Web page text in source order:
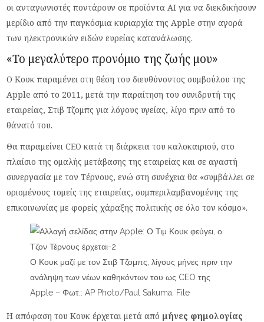
οι ανταγωνιστές ποντάρουν σε προϊόντα ΑΙ για να διεκδικήσουν
μερίδιο από την παγκόσμια κυριαρχία της Apple στην αγορά
των ηλεκτρονικών ειδών ευρείας κατανάλωσης.
«Το μεγαλύτερο προνόμιο της ζωής μου»
Ο Κουκ παραμένει στη θέση του διευθύνοντος συμβούλου της
Apple από το 2011, μετά την παραίτηση του συνιδρυτή της
εταιρείας, Στιβ Τζομπς για λόγους υγείας, λίγο πριν από το
θάνατό του.
Θα παραμείνει CEO κατά τη διάρκεια του καλοκαιριού, στο
πλαίσιο της ομαλής μετάβασης της εταιρείας και σε αγαστή
συνεργασία με τον Τέρνους, ενώ στη συνέχεια θα «συμβάλλει σε
ορισμένους τομείς της εταιρείας, συμπεριλαμβανομένης της
επικοινωνίας με φορείς χάραξης πολιτικής σε όλο τον κόσμο».
Ο Κουκ μαζί με τον Στιβ Τζομπς, λίγους μήνες πριν την
ανάληψη των νέων καθηκόντων του ως CEO της
Apple – Φωτ.: AP Photo/Paul Sakuma, File
Η απόφαση του Κουκ έρχεται μετά από μήνες φημολογίας